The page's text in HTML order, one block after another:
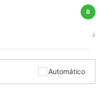
8
4
Automático